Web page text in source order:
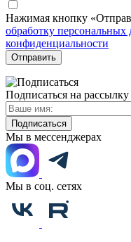
Нажимая кнопку
обработку персональных
конфиденциальности
Отправить
Подписаться на рассылку
Подписаться
Мы в мессенджерах
Мы в соц. сетях